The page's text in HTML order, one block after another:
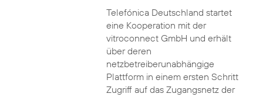
Telefónica Deutschland startet
eine Kooperation mit der
vitroconnect GmbH und erhält
über deren
netzbetreiberunabhängige
Plattform in einem ersten Schritt
Zugriff auf das Zugangsnetz der